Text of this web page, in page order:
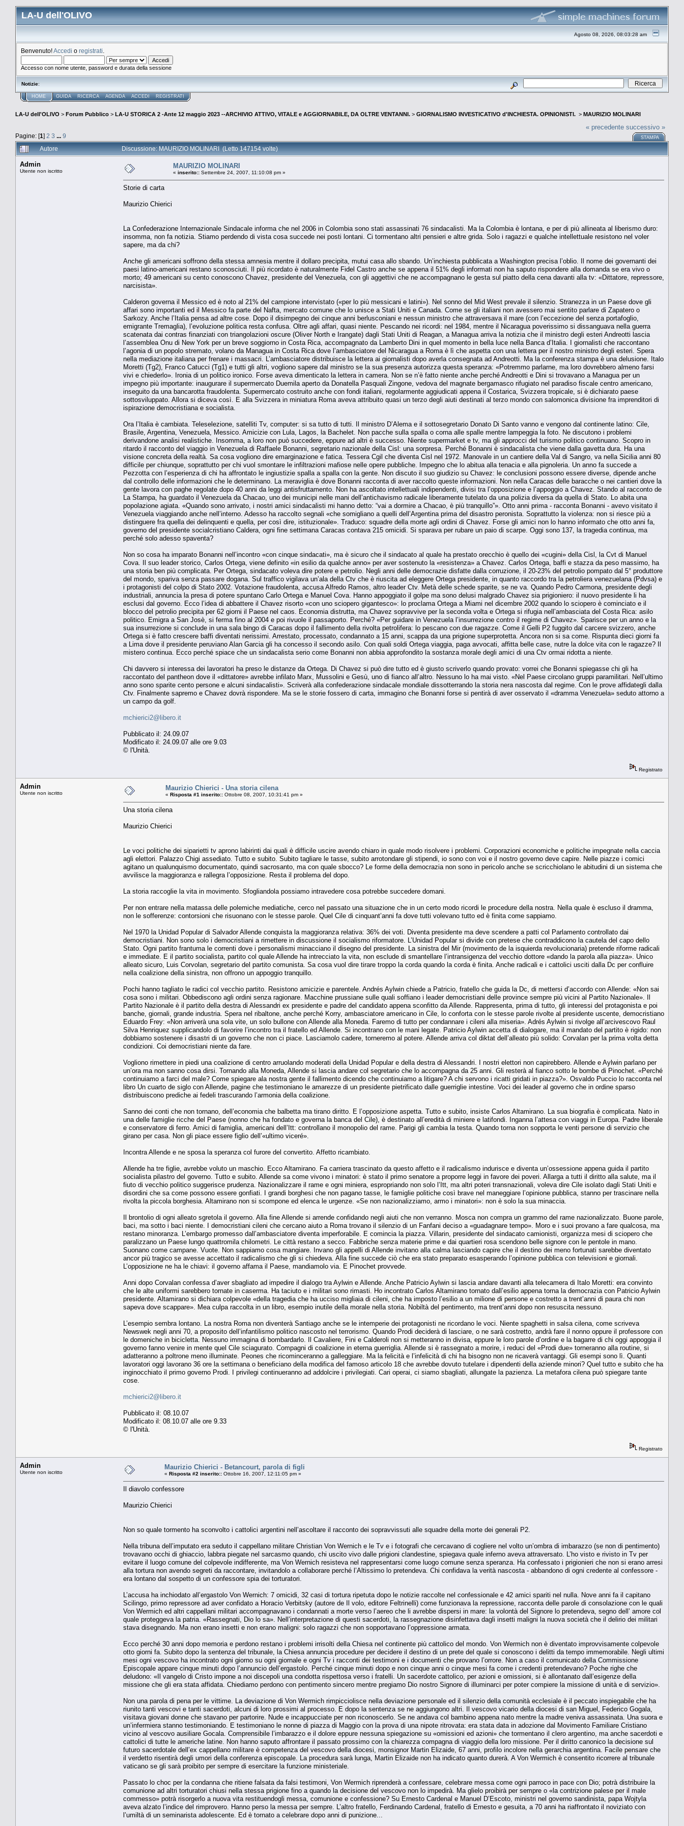
LA-U dell'OLIVO
Agosto 08, 2026, 08:03:28 am
Benvenuto!Accedi o registrati
Accesso con nome utente, password e durata della sessione
Notizie:
HOME GUIDA RICERCA AGENDA ACCEDI REGISTRATI
LA-U dell'OLIVO > Forum Pubblico > LA-U STORICA 2 -Ante 12 maggio 2023 --ARCHIVIO ATTIVO, VITALE e AGGIORNABILE, DA OLTRE VENTANNI. > GIORNALISMO INVESTICATIVO d'INCHIESTA. OPINIONISTI. > MAURIZIO MOLINARI
Pagine: [1] 2 3 ... 9
« precedente successivo »
STAMPA
Autore Discussione: MAURIZIO MOLINARI (Letto 147154 volte)
Admin
Utente non iscritto
MAURIZIO MOLINARI
« inserito:: Settembre 24, 2007, 11:10:08 pm »
Storie di carta
Maurizio Chierici
La Confederazione Internazionale Sindacale informa che nel 2006 in Colombia sono stati assassinati 76 sindacalisti. Ma la Colombia è lontana, e per di più allineata al liberismo duro:
insomma, non fa notizia. Stiamo perdendo di vista cosa succede nei posti lontani. Ci tormentano altri pensieri e altre grida. Solo i ragazzi e qualche intellettuale resistono nel voler
sapere, ma da chi?
Anche gli americani soffrono della stessa amnesia mentre il dollaro precipita, mutui casa allo sbando. Un’inchiesta pubblicata a Washington precisa l’oblio. Il nome dei governanti dei
paesi latino-americani restano sconosciuti. Il più ricordato è naturalmente Fidel Castro anche se appena il 51% degli informati non ha saputo rispondere alla domanda se era vivo o
morto; 49 americani su cento conoscono Chavez, presidente del Venezuela, con gli aggettivi che ne accompagnano le gesta sul piatto della cena davanti alla tv: «Dittatore, repressore,
narcisista».
Calderon governa il Messico ed è noto al 21% del campione intervistato («per lo più messicani e latini»). Nel sonno del Mid West prevale il silenzio. Stranezza in un Paese dove gli
affari sono importanti ed il Messico fa parte del Nafta, mercato comune che lo unisce a Stati Uniti e Canada. Come se gli italiani non avessero mai sentito parlare di Zapatero o
Sarkozy. Anche l’Italia pensa ad altre cose. Dopo il disimpegno dei cinque anni berlusconiani e nessun ministro che attraversava il mare (con l’eccezione del senza portafoglio,
emigrante Tremaglia), l’evoluzione politica resta confusa. Oltre agli affari, quasi niente. Pescando nei ricordi: nel 1984, mentre il Nicaragua poverissimo si dissanguava nella guerra
scatenata dai contras finanziati con triangolazioni oscure (Oliver North e Irangate) dagli Stati Uniti di Reagan, a Managua arriva la notizia che il ministro degli esteri Andreotti lascia
l’assemblea Onu di New York per un breve soggiorno in Costa Rica, accompagnato da Lamberto Dini in quel momento in bella luce nella Banca d’Italia. I giornalisti che raccontano
l’agonia di un popolo stremato, volano da Managua in Costa Rica dove l’ambasciatore del Nicaragua a Roma è lì che aspetta con una lettera per il nostro ministro degli esteri. Spera
nella mediazione italiana per frenare i massacri. L’ambasciatore distribuisce la lettera ai giornalisti dopo averla consegnata ad Andreotti. Ma la conferenza stampa è una delusione. Italo
Moretti (Tg2), Franco Catucci (Tg1) e tutti gli altri, vogliono sapere dal ministro se la sua presenza autorizza questa speranza: «Potremmo parlarne, ma loro dovrebbero almeno farsi
vivi e chiederlo». Ironia di un politico ironico. Forse aveva dimenticato la lettera in camera. Non se n’è fatto niente anche perché Andreotti e Dini si trovavano a Managua per un
impegno più importante: inaugurare il supermercato Duemila aperto da Donatella Pasquali Zingone, vedova del magnate bergamasco rifugiato nel paradiso fiscale centro americano,
inseguito da una bancarotta fraudolenta. Supermercato costruito anche con fondi italiani, regolarmente aggiudicati appena il Costarica, Svizzera tropicale, si è dichiarato paese
sottosviluppato. Allora si diceva così. E alla Svizzera in miniatura Roma aveva attribuito quasi un terzo degli aiuti destinati al terzo mondo con salomonica divisione fra imprenditori di
ispirazione democristiana e socialista.
Ora l’Italia è cambiata. Teleselezione, satelliti Tv, computer: si sa tutto di tutti. Il ministro D’Alema e il sottosegretario Donato Di Santo vanno e vengono dal continente latino: Cile,
Brasile, Argentina, Venezuela, Messico. Amicizie con Lula, Lagos, la Bachelet. Non pacche sulla spalla o corna alle spalle mentre lampeggia la foto. Ne discutono i problemi
derivandone analisi realistiche. Insomma, a loro non può succedere, eppure ad altri è successo. Niente supermarket e tv, ma gli approcci del turismo politico continuano. Scopro in
ritardo il racconto del viaggio in Venezuela di Raffaele Bonanni, segretario nazionale della Cisl: una sorpresa. Perché Bonanni è sindacalista che viene dalla gavetta dura. Ha una
visione concreta della realtà. Sa cosa vogliono dire emarginazione e fatica. Tessera Cgil che diventa Cisl nel 1972. Manovale in un cantiere della Val di Sangro, va nella Sicilia anni 80
difficile per chiunque, soprattutto per chi vuol smontare le infiltrazioni mafiose nelle opere pubbliche. Impegno che lo abitua alla tenacia e alla pignoleria. Un anno fa succede a
Pezzotta con l’esperienza di chi ha affrontato le ingiustizie spalla a spalla con la gente. Non discuto il suo giudizio su Chavez: le conclusioni possono essere diverse, dipende anche
dal controllo delle informazioni che le determinano. La meraviglia è dove Bonanni racconta di aver raccolto queste informazioni. Non nella Caracas delle baracche o nei cantieri dove la
gente lavora con paghe regolate dopo 40 anni da leggi antisfruttamento. Non ha ascoltato intellettuali indipendenti, divisi tra l’opposizione e l’appoggio a Chavez. Stando al racconto de
La Stampa, ha guardato il Venezuela da Chacao, uno dei municipi nelle mani dell’antichavismo radicale liberamente tutelato da una polizia diversa da quella di Stato. Lo abita una
popolazione agiata. «Quando sono arrivato, i nostri amici sindacalisti mi hanno detto: “vai a dormire a Chacao, è più tranquillo”». Otto anni prima - racconta Bonanni - avevo visitato il
Venezuela viaggiando anche nell’interno. Adesso ha raccolto segnali «che somigliano a quelli dell’Argentina prima del disastro peronista. Soprattutto la violenza: non si riesce più a
distinguere fra quella dei delinquenti e quella, per così dire, istituzionale». Traduco: squadre della morte agli ordini di Chavez. Forse gli amici non lo hanno informato che otto anni fa,
governo del presidente socialcristiano Caldera, ogni fine settimana Caracas contava 215 omicidi. Si sparava per rubare un paio di scarpe. Oggi sono 137, la tragedia continua, ma
perché solo adesso spaventa?
Non so cosa ha imparato Bonanni nell’incontro «con cinque sindacati», ma è sicuro che il sindacato al quale ha prestato orecchio è quello dei «cugini» della Cisl, la Cvt di Manuel
Cova. Il suo leader storico, Carlos Ortega, viene definito «in esilio da qualche anno» per aver sostenuto la «resistenza» a Chavez. Carlos Ortega, baffi e stazza da peso massimo, ha
una storia ben più complicata. Per Ortega, sindacato voleva dire potere e petrolio. Negli anni delle democrazie disfatte dalla corruzione, il 20-23% del petrolio pompato dal 5° produttore
del mondo, spariva senza passare dogana. Sul traffico vigilava un’ala della Ctv che è riuscita ad eleggere Ortega presidente, in quanto raccordo tra la petroliera venezuelana (Pdvsa) e
i protagonisti del colpo di Stato 2002. Votazione fraudolenta, accusa Alfredo Ramos, altro leader Ctv. Metà delle schede sparite, se ne va. Quando Pedro Carmona, presidente degli
industriali, annuncia la presa di potere spuntano Carlo Ortega e Manuel Cova. Hanno appoggiato il golpe ma sono delusi malgrado Chavez sia prigioniero: il nuovo presidente li ha
esclusi dal governo. Ecco l’idea di abbattere il Chavez risorto «con uno sciopero gigantesco»: lo proclama Ortega a Miami nel dicembre 2002 quando lo sciopero è cominciato e il
blocco del petrolio precipita per 62 giorni il Paese nel caos. Economia distrutta, ma Chavez sopravvive per la seconda volta e Ortega si rifugia nell’ambasciata del Costa Rica: asilo
politico. Emigra a San Josè, si ferma fino al 2004 e poi rivuole il passaporto. Perché? «Per guidare in Venezuela l’insurrezione contro il regime di Chavez». Sparisce per un anno e la
sua insurrezione si conclude in una sala bingo di Caracas dopo il fallimento della rivolta petrolifera: lo pescano con due ragazze. Come il Gelli P2 fuggito dal carcere svizzero, anche
Ortega si è fatto crescere baffi diventati nerissimi. Arrestato, processato, condannato a 15 anni, scappa da una prigione superprotetta. Ancora non si sa come. Rispunta dieci giorni fa
a Lima dove il presidente peruviano Alan Garcia gli ha concesso il secondo asilo. Con quali soldi Ortega viaggia, paga avvocati, affitta belle case, nutre la dolce vita con le ragazze? Il
mistero continua. Ecco perché spiace che un sindacalista serio come Bonanni non abbia approfondito la sostanza morale degli amici di una Ctv ormai ridotta a niente.
Chi davvero si interessa dei lavoratori ha preso le distanze da Ortega. Di Chavez si può dire tutto ed è giusto scriverlo quando provato: vorrei che Bonanni spiegasse chi gli ha
raccontato del pantheon dove il «dittatore» avrebbe infilato Marx, Mussolini e Gesù, uno di fianco all’altro. Nessuno lo ha mai visto. «Nel Paese circolano gruppi paramilitari. Nell’ultimo
anno sono sparite cento persone e alcuni sindacalisti». Scriverà alla confederazione sindacale mondiale dissotterrando la storia nera nascosta dal regime. Con le prove affidategli dalla
Ctv. Finalmente sapremo e Chavez dovrà rispondere. Ma se le storie fossero di carta, immagino che Bonanni forse si pentirà di aver osservato il «dramma Venezuela» seduto attorno a
un campo da golf.
mchierici2@libero.it
Pubblicato il: 24.09.07
Modificato il: 24.09.07 alle ore 9.03
© l'Unità.
Registrato
Admin
Utente non iscritto
Maurizio Chierici - Una storia cilena
« Risposta #1 inserito:: Ottobre 08, 2007, 10:31:41 pm »
Una storia cilena
Maurizio Chierici
Le voci politiche dei siparietti tv aprono labirinti dai quali è difficile uscire avendo chiaro in quale modo risolvere i problemi. Corporazioni economiche e politiche impegnate nella caccia
agli elettori. Palazzo Chigi assediato. Tutto e subito. Subito tagliare le tasse, subito arrotondare gli stipendi, io sono con voi e il nostro governo deve capire. Nelle piazze i comici
agitano un qualunquismo documentato, quindi sacrosanto, ma con quale sbocco? Le forme della democrazia non sono in pericolo anche se scricchiolano le abitudini di un sistema che
avvilisce la maggioranza e rallegra l’opposizione. Resta il problema del dopo.
La storia raccoglie la vita in movimento. Sfogliandola possiamo intravedere cosa potrebbe succedere domani.
Per non entrare nella matassa delle polemiche mediatiche, cerco nel passato una situazione che in un certo modo ricordi le procedure della nostra. Nella quale è escluso il dramma,
non le sofferenze: contorsioni che risuonano con le stesse parole. Quel Cile di cinquant’anni fa dove tutti volevano tutto ed è finita come sappiamo.
Nel 1970 la Unidad Popular di Salvador Allende conquista la maggioranza relativa: 36% dei voti. Diventa presidente ma deve scendere a patti col Parlamento controllato dai
democristiani. Non sono solo i democristiani a rimettere in discussione il socialismo riformatore. L’Unidad Popular si divide con pretese che contraddicono la cautela del capo dello
Stato. Ogni partito frantuma le correnti dove i personalismi minacciano il disegno del presidente. La sinistra del Mir (movimento de la isquierda revolucionaria) pretende riforme radicali
e immediate. E il partito socialista, partito col quale Allende ha intrecciato la vita, non esclude di smantellare l’intransigenza del vecchio dottore «dando la parola alla piazza». Unico
alleato sicuro, Luis Corvolan, segretario del partito comunista. Sa cosa vuol dire tirare troppo la corda quando la corda è finita. Anche radicali e i cattolici usciti dalla Dc per confluire
nella coalizione della sinistra, non offrono un appoggio tranquillo.
Pochi hanno tagliato le radici col vecchio partito. Resistono amicizie e parentele. Andrés Aylwin chiede a Patricio, fratello che guida la Dc, di mettersi d’accordo con Allende: «Non sai
cosa sono i militari. Obbediscono agli ordini senza ragionare. Macchine prussiane sulle quali soffiano i leader democristiani delle province sempre più vicini al Partito Nazionale». Il
Partito Nazionale è il partito della destra di Alessandri ex presidente e padre del candidato appena sconfitto da Allende. Rappresenta, prima di tutto, gli interessi del protagonista e poi
banche, giornali, grande industria. Spera nel ribaltone, anche perché Korry, ambasciatore americano in Cile, lo conforta con le stesse parole rivolte al presidente uscente, democristiano
Eduardo Frey: «Non arriverà una sola vite, un solo bullone con Allende alla Moneda. Faremo di tutto per condannare i cileni alla miseria». Adrés Aylwin si rivolge all’arcivescovo Raul
Silva Henriquez supplicandolo di favorire l’incontro tra il fratello ed Allende. Si incontrano con le mani legate. Patricio Aylwin accetta di dialogare, ma il mandato del partito è rigido: non
dobbiamo sostenere i disastri di un governo che non ci piace. Lasciamolo cadere, torneremo al potere. Allende arriva col diktat dell’alleato più solido: Corvalan per la prima volta detta
condizioni. Coi democristiani niente da fare.
Vogliono rimettere in piedi una coalizione di centro arruolando moderati della Unidad Popular e della destra di Alessandri. I nostri elettori non capirebbero. Allende e Aylwin parlano per
un’ora ma non sanno cosa dirsi. Tornando alla Moneda, Allende si lascia andare col segretario che lo accompagna da 25 anni. Gli resterà al fianco sotto le bombe di Pinochet. «Perché
continuiamo a farci del male? Come spiegare ala nostra gente il fallimento dicendo che continuiamo a litigare? A chi servono i ricatti gridati in piazza?». Osvaldo Puccio lo racconta nel
libro Un cuarto de siglo con Allende, pagine che testimoniano le amarezze di un presidente pietrificato dalle guerriglie intestine. Voci dei leader al governo che in ordine sparso
distribuiscono prediche ai fedeli trascurando l’armonia della coalizione.
Sanno dei conti che non tornano, dell’economia che balbetta ma tirano diritto. E l’opposizione aspetta. Tutto e subito, insiste Carlos Altamirano. La sua biografia è complicata. Nato in
una delle famiglie ricche del Paese (nonno che ha fondato e governa la banca del Cile), è destinato all’eredità di miniere e latifondi. Inganna l’attesa con viaggi in Europa. Padre liberale
e conservatore di ferro. Amici di famiglia, americani dell’Itt: controllano il monopolio del rame. Parigi gli cambia la testa. Quando torna non sopporta le venti persone di servizio che
girano per casa. Non gli piace essere figlio dell’«ultimo viceré».
Incontra Allende e ne sposa la speranza col furore del convertito. Affetto ricambiato.
Allende ha tre figlie, avrebbe voluto un maschio. Ecco Altamirano. Fa carriera trascinato da questo affetto e il radicalismo indurisce e diventa un’ossessione appena guida il partito
socialista pilastro del governo. Tutto e subito. Allende sa come vivono i minatori: è stato il primo senatore a proporre leggi in favore dei poveri. Allarga a tutti il diritto alla salute, ma il
fiuto di vecchio politico suggerisce prudenza. Nazionalizzare il rame e ogni miniera, espropriando non solo l’Itt, ma altri poteri transnazionali, voleva dire Cile isolato dagli Stati Uniti e
disordini che sa come possono essere gonfiati. I grandi borghesi che non pagano tasse, le famiglie politiche così brave nel maneggiare l’opinione pubblica, stanno per trascinare nella
rivolta la piccola borghesia. Altamirano non si scompone ed elenca le urgenze. «Se non nazionalizziamo, armo i minatori»: non è solo la sua minaccia.
Il brontolio di ogni alleato sgretola il governo. Alla fine Allende si arrende confidando negli aiuti che non verranno. Mosca non compra un grammo del rame nazionalizzato. Buone parole,
baci, ma sotto i baci niente. I democristiani cileni che cercano aiuto a Roma trovano il silenzio di un Fanfani deciso a «guadagnare tempo». Moro e i suoi provano a fare qualcosa, ma
restano minoranza. L’embargo promesso dall’ambasciatore diventa imperforabile. E comincia la piazza. Villarin, presidente del sindacato camionisti, organizza mesi di sciopero che
paralizzano un Paese lungo quattromila chilometri. Le città restano a secco. Fabbriche senza materie prime e dai quartieri rosa scendono belle signore con le pentole in mano.
Suonano come campane. Vuote. Non sappiamo cosa mangiare. Invano gli appelli di Allende invitano alla calma lasciando capire che il destino dei meno fortunati sarebbe diventato
ancor più tragico se avesse accettato il radicalismo che gli si chiedeva. Alla fine succede ciò che era stato preparato esasperando l’opinione pubblica con televisioni e giornali.
L’opposizione ne ha le chiavi: il governo affama il Paese, mandiamolo via. E Pinochet provvede.
Anni dopo Corvalan confessa d’aver sbagliato ad impedire il dialogo tra Aylwin e Allende. Anche Patricio Aylwin si lascia andare davanti alla telecamera di Italo Moretti: era convinto
che le alte uniformi sarebbero tornate in caserma. Ha taciuto e i militari sono rimasti. Ho incontrato Carlos Altamirano tornato dall’esilio appena torna la democrazia con Patricio Aylwin
presidente. Altamirano si dichiara colpevole «della tragedia che ha ucciso migliaia di cileni, che ha imposto l’esilio a un milione di persone e costretto a trent’anni di paura chi non
sapeva dove scappare». Mea culpa raccolta in un libro, esempio inutile della morale nella storia. Nobiltà del pentimento, ma trent’anni dopo non resuscita nessuno.
L’esempio sembra lontano. La nostra Roma non diventerà Santiago anche se le intemperie dei protagonisti ne ricordano le voci. Niente spaghetti in salsa cilena, come scriveva
Newswek negli anni 70, a proposito dell’infantilismo politico nascosto nel terrorismo. Quando Prodi deciderà di lasciare, o ne sarà costretto, andrà fare il nonno oppure il professore con
le domeniche in bicicletta. Nessuno immagina di bombardarlo. Il Cavaliere, Fini e Calderoli non si metteranno in divisa, eppure le loro parole d’ordine e la bagarre di chi oggi appoggia il
governo fanno venire in mente quel Cile sciagurato. Compagni di coalizione in eterna guerriglia. Allende si è rassegnato a morire, i reduci del «Prodi due» torneranno alla routine, si
adatteranno a poltrone meno illuminate. Peones che ricominceranno a galleggiare. Ma la felicità e l’infelicità di chi ha bisogno non ne ricaverà vantaggi. Gli esempi sono lì. Quanti
lavoratori oggi lavorano 36 ore la settimana o beneficiano della modifica del famoso articolo 18 che avrebbe dovuto tutelare i dipendenti della aziende minori? Quel tutto e subito che ha
inginocchiato il primo governo Prodi. I privilegi continueranno ad addolcire i privilegiati. Cari operai, ci siamo sbagliati, allungate la pazienza. La metafora cilena può spiegare tante
cose.
mchierici2@libero.it
Pubblicato il: 08.10.07
Modificato il: 08.10.07 alle ore 9.33
© l'Unità.
Registrato
Admin
Utente non iscritto
Maurizio Chierici - Betancourt, parola di figli
« Risposta #2 inserito:: Ottobre 16, 2007, 12:11:05 pm »
Il diavolo confessore
Maurizio Chierici
Non so quale tormento ha sconvolto i cattolici argentini nell’ascoltare il racconto dei sopravvissuti alle squadre della morte dei generali P2.
Nella tribuna dell’imputato era seduto il cappellano militare Christian Von Wernich e le Tv e i fotografi che cercavano di cogliere nel volto un’ombra di imbarazzo (se non di pentimento)
trovavano occhi di ghiaccio, labbra piegate nel sarcasmo quando, chi uscito vivo dalle prigioni clandestine, spiegava quale inferno aveva attraversato. L’ho visto e rivisto in Tv per
evitare il luogo comune del colpevole indifferente, ma Von Wernich resisteva nel rappresentarsi come luogo comune senza speranza. Ha confessato i prigionieri che non si erano arresi
alla tortura non avendo segreti da raccontare, invitandolo a collaborare perché l’Altissimo lo pretendeva. Chi confidava la verità nascosta - abbandono di ogni credente al confessore -
era lontano dal sospetto di un confessore spia dei torturatori.
L’accusa ha inchiodato all’ergastolo Von Wernich: 7 omicidi, 32 casi di tortura ripetuta dopo le notizie raccolte nel confessionale e 42 amici spariti nel nulla. Nove anni fa il capitano
Scilingo, primo repressore ad aver confidato a Horacio Verbitsky (autore de Il volo, editore Feltrinelli) come funzionava la repressione, racconta delle parole di consolazione con le quali
Von Wermich ed altri cappellani militari accompagnavano i condannati a morte verso l’aereo che li avrebbe dispersi in mare: la volontà del Signore lo pretendeva, segno dell’ amore col
quale proteggeva la patria. «Rassegnati, Dio lo sa». Nell’interpretazione di questi sacerdoti, la rassegnazione disinfettava dagli insetti maligni la nuova società che il delirio dei militari
stava disegnando. Ma non erano insetti e non erano maligni: solo ragazzi che non sopportavano l’oppressione armata.
Ecco perché 30 anni dopo memoria e perdono restano i problemi irrisolti della Chiesa nel continente più cattolico del mondo. Von Wermich non è diventato improvvisamente colpevole
otto giorni fa. Subito dopo la sentenza del tribunale, la Chiesa annuncia procedure per decidere il destino di un prete del quale si conoscono i delitti da tempo immemorabile. Negli ultimi
mesi ogni vescovo ha incontrato ogni giorno su ogni giornale e ogni Tv i racconti dei testimoni e i documenti che provano l’orrore. Non a caso il comunicato della Commissione
Episcopale appare cinque minuti dopo l’annuncio dell’ergastolo. Perché cinque minuti dopo e non cinque anni o cinque mesi fa come i credenti pretendevano? Poche righe che
deludono: «Il vangelo di Cristo impone a noi discepoli una condotta rispettosa verso i fratelli. Un sacerdote cattolico, per azioni e omissioni, si è allontanato dall’esigenze della
missione che gli era stata affidata. Chiediamo perdono con pentimento sincero mentre pregiamo Dio nostro Signore di illuminarci per poter compiere la missione di unità e di servizio».
Non una parola di pena per le vittime. La deviazione di Von Wermich rimpicciolisce nella deviazione personale ed il silenzio della comunità ecclesiale è il peccato inspiegabile che ha
riunito tanti vescovi e tanti sacerdoti, alcuni di loro prossimi al processo. E dopo la sentenza se ne aggiungono altri. Il vescovo vicario della diocesi di san Miguel, Federico Gogala,
visitava giovani donne che stavano per partorire. Nude e incappucciate per non riconoscerlo. Se ne andava col bambino appena nato mentre la madre veniva assassinata. Una suora e
un’infermiera stanno testimoniando. E testimoniano le nonne di piazza di Maggio con la prova di una nipote ritrovata: era stata data in adozione dal Movimento Familiare Cristiano
vicino al vescovo ausiliare Gocala. Comprensibile l’imbarazzo e il dolore eppure nessuna spiegazione su «omissioni ed azioni» che tormentano il clero argentino, ma anche sacerdoti e
cattolici di tutte le americhe latine. Non hanno saputo affrontare il passato prossimo con la chiarezza compagna di viaggio della loro missione. Per il diritto canonico la decisione sul
futuro sacerdotale dell’ex cappellano militare è competenza del vescovo della diocesi, monsignor Martin Elizaide, 67 anni, profilo incolore nella gerarchia argentina. Facile pensare che
il verdetto risentirà degli umori della conferenza episcopale. La procedura sarà lunga, Martin Elizaide non ha indicato quanto durerà. A Von Wermich è consentito ricorrere al tribunale
vaticano se gli sarà proibito per sempre di esercitare la funzione ministeriale.
Passato lo choc per la condanna che ritiene falsata da falsi testimoni, Von Wermich riprenderà a confessare, celebrare messa come ogni parroco in pace con Dio; potrà distribuire la
comunione ad altri torturatori chiusi nella stessa prigione fino a quando la decisione del vescovo non lo impedirà. Ma glielo proibirà per sempre o «la contrizione palese per il male
commesso» potrà risorgerlo a nuova vita restituendogli messa, comunione e confessione? Su Ernesto Cardenal e Manuel D’Escoto, ministri nel governo sandinista, papa Wojtyla
aveva alzato l’indice del rimprovero. Hanno perso la messa per sempre. L’altro fratello, Ferdinando Cardenal, fratello di Ernesto e gesuita, a 70 anni ha riaffrontato il noviziato con
l’umiltà di un seminarista adolescente. Ed è tornato a celebrare dopo anni di punizione...